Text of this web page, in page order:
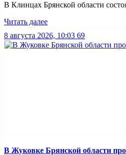
В Клинцах Брянской области
Читать далее
8 августа 2026, 10:03 69
В Жуковке Брянской области